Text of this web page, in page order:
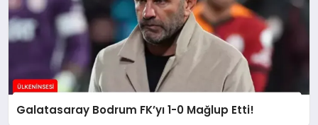
Galatasaray Bodrum FK’yı 1-0 Mağlup Etti!